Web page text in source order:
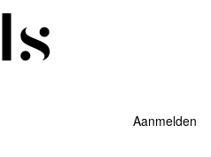
Aanmelden